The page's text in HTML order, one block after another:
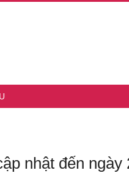
nhật đến ngày